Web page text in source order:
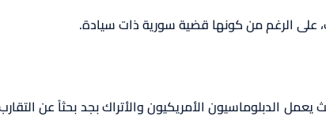
على الرغم من كونها قضية سورية ذات سيادة.